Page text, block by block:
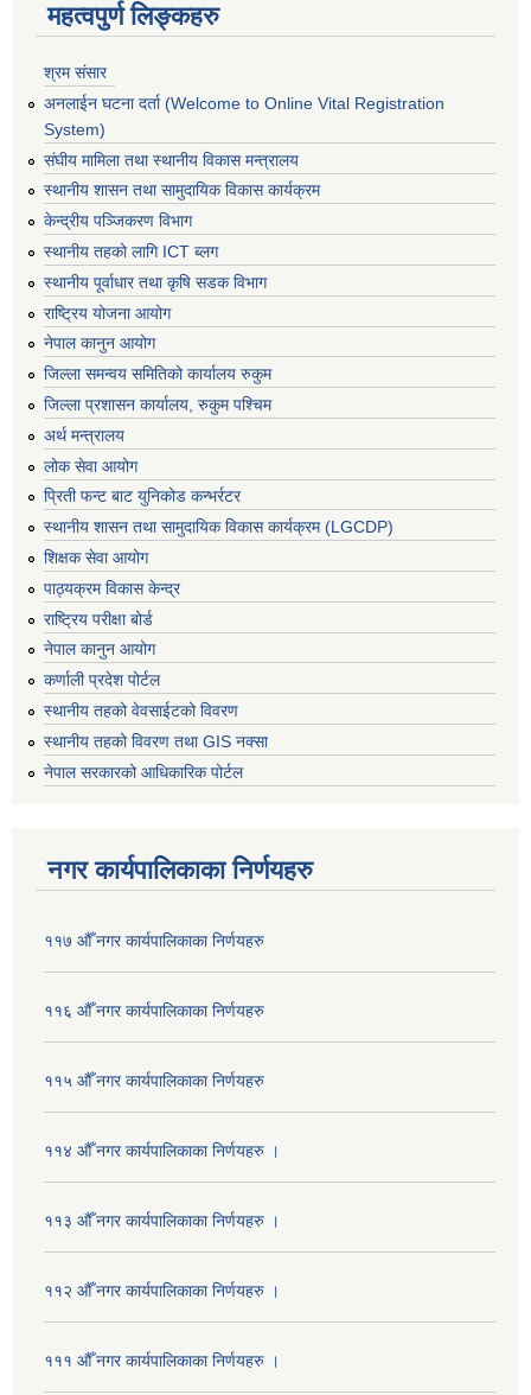
महत्वपुर्ण लिङ्कहरु
श्रम संसार
अनलाईन घटना दर्ता (Welcome to Online Vital Registration
System)
संघीय मामिला तथा स्थानीय विकास मन्त्रालय
स्थानीय शासन तथा सामुदायिक विकास कार्यक्रम
केन्द्रीय पञ्जिकरण विभाग
स्थानीय तहको लागि ICT ब्लग
स्थानीय पूर्वाधार तथा कृषि सडक विभाग
राष्ट्रिय योजना आयोग
नेपाल कानुन आयोग
जिल्ला समन्वय समितिको कार्यालय रुकुम
जिल्ला प्रशासन कार्यालय, रुकुम पश्चिम
अर्थ मन्त्रालय
लोक सेवा आयोग
प्रिती फन्ट बाट युनिकोड कन्भर्रटर
स्थानीय शासन तथा सामुदायिक विकास कार्यक्रम (LGCDP)
शिक्षक सेवा आयोग
पाठ्यक्रम विकास केन्द्र
राष्ट्रिय परीक्षा बोर्ड
नेपाल कानुन आयोग
कर्णाली प्रदेश पोर्टल
स्थानीय तहको वेवसाईटको विवरण
स्थानीय तहको विवरण तथा GIS नक्सा
नेपाल सरकारको आधिकारिक पोर्टल
नगर कार्यपालिकाका निर्णयहरु
११७ औँ नगर कार्यपालिकाका निर्णयहरु
११६ औँ नगर कार्यपालिकाका निर्णयहरु
११५ औँ नगर कार्यपालिकाका निर्णयहरु
११४ औँ नगर कार्यपालिकाका निर्णयहरु ।
११३ औँ नगर कार्यपालिकाका निर्णयहरु ।
११२ औँ नगर कार्यपालिकाका निर्णयहरु ।
१११ औँ नगर कार्यपालिकाका निर्णयहरु ।